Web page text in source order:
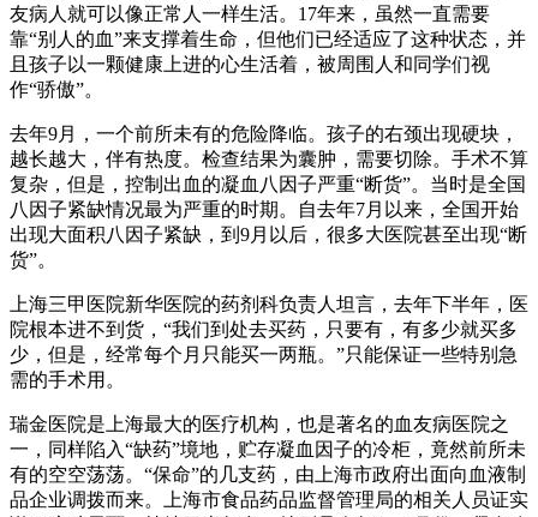
友病人就可以像正常人一样生活。17年来，虽然一直需要
靠“别人的血”来支撑着生命，但他们已经适应了这种状态，并
且孩子以一颗健康上进的心生活着，被周围人和同学们视
作“骄傲”。
去年9月，一个前所未有的危险降临。孩子的右颈出现硬块，
越长越大，伴有热度。检查结果为囊肿，需要切除。手术不算
复杂，但是，控制出血的凝血八因子严重“断货”。当时是全国
八因子紧缺情况最为严重的时期。自去年7月以来，全国开始
出现大面积八因子紧缺，到9月以后，很多大医院甚至出现“断
货”。
上海三甲医院新华医院的药剂科负责人坦言，去年下半年，医
院根本进不到货，“我们到处去买药，只要有，有多少就买多
少，但是，经常每个月只能买一两瓶。”只能保证一些特别急
需的手术用。
瑞金医院是上海最大的医疗机构，也是著名的血友病医院之
一，同样陷入“缺药”境地，贮存凝血因子的冷柜，竟然前所未
有的空空荡荡。“保命”的几支药，由上海市政府出面向血液制
品企业调拨而来。上海市食品药品监督管理局的相关人员证实